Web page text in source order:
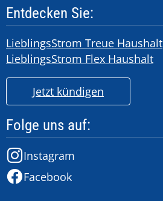
Entdecken Sie:
LieblingsStrom Treue Haushalt
LieblingsStrom Flex Haushalt
Jetzt kündigen
Folge uns auf:
Instagram
Facebook